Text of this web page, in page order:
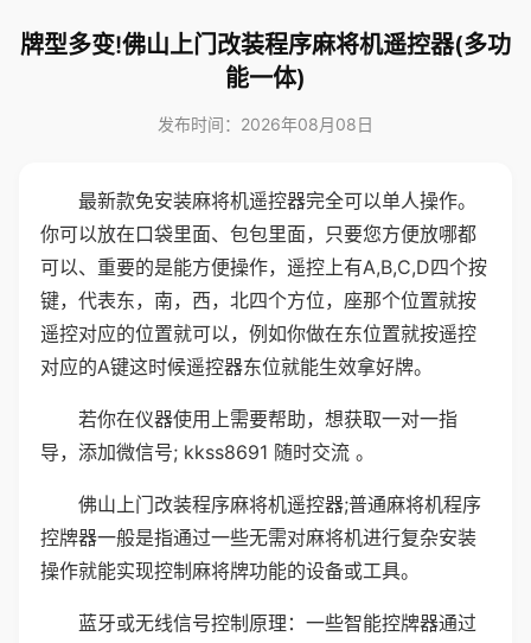
牌型多变!佛山上门改装程序麻将机遥控器(多功
能一体)
发布时间：2026年08月08日
最新款免安装麻将机遥控器完全可以单人操作。
你可以放在口袋里面、包包里面，只要您方便放哪都
可以、重要的是能方便操作，遥控上有A,B,C,D四个按
键，代表东，南，西，北四个方位，座那个位置就按
遥控对应的位置就可以，例如你做在东位置就按遥控
对应的A键这时候遥控器东位就能生效拿好牌。
若你在仪器使用上需要帮助，想获取一对一指
导，添加微信号; kkss8691 随时交流 。
佛山上门改装程序麻将机遥控器;普通麻将机程序
控牌器一般是指通过一些无需对麻将机进行复杂安装
操作就能实现控制麻将牌功能的设备或工具。
蓝牙或无线信号控制原理：一些智能控牌器通过